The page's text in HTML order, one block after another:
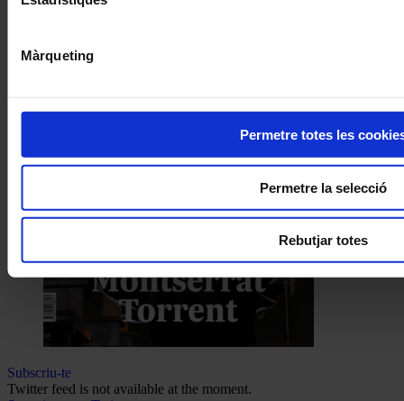
Màrqueting
Permetre totes les
Permetre la selecció
Rebutjar totes
Subscriu-te
Twitter feed is not available at the moment.